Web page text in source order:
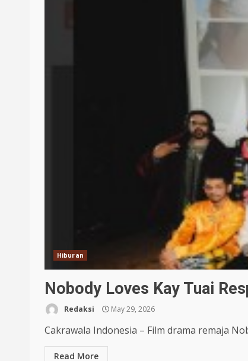
Hiburan
Nobody Loves Kay Tuai
Redaksi May 29, 2026
Cakrawala Indonesia – Film drama remaja
Read More